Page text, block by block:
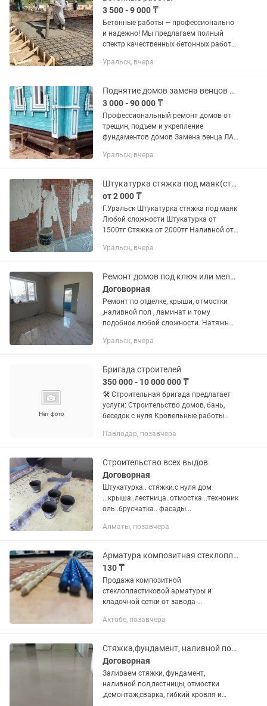
3 500 - 9 000 ₸
Бетонные работы — профессионально
и надежно! Мы предлагаем полный
спектр качественных бетонных работ
фундамент Монолитная плита
Уральск, вчера
Поднятие домов замена венцов винтовые сваи
3 000 - 90 000 ₸
Профессиональный ремонт домов от
трещин, подъем и укрепление
фундаментов домов Замена венца ЛАГ
поднимем дом, вырoвняeм углы,
Уральск, вчера
Штукатурка стяжка под маяк(строительные услуги)
от 2 000 ₸
Г.Уральск Штукатурка стяжка под маяк
Любой сложности Штукатурка от
1500тг Стяжка от 2000тг Наливной от
ламинат от 1800тг Отмостки от 2500тг
Уральск, вчера
Ремонт домов под ключ или мелкие ремонты в вечернее время
Договорная
Ремонт по отделке, крыши, отмостки
,наливной пол , ламинат и тому
подобное любой сложности. Натяжные
Уральск, вчера
Бригада строителей
350 000 - 10 000 000 ₸
🛠 Строительная бригада предлагает
услуги: Строительство домов, бань,
беседок с нуля Кровельные работы
ондулин) Фундаменты, отмостки,
Павлодар, позавчера
Строительство всех выдов
Договорная
Штукатурка.. стяжки.с нуля дом
...крыша..лестница..отмостка...техноник
оль..брусчатка.. фасады...
Алматы, позавчера
Арматура композитная стеклопластиковая полимерная (АКП) от производителя
130 ₸
Продажа композитной
стеклопластиковой арматуры и
кладочной сетки от завода-
Композитная арматура ГОСТ/ТУ Д6,
производителя. Композитная...
Актобе, позавчера
Стяжка,фундамент, наливной пол,демонтаж, сварка
Договорная
Заливаем стяжки, фундамент,
наливной пол,лестницы, отмостки
,демонтаж,сварка, гибкий кровля и